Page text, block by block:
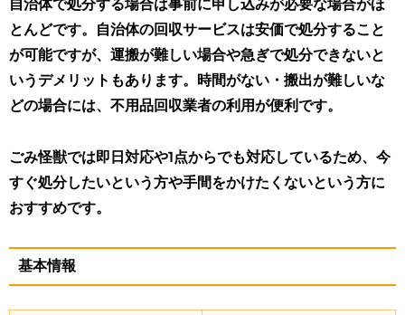
自治体で処分する場合は事前に申し込みが必要な場合がほ
とんどです。自治体の回収サービスは安価で処分すること
が可能ですが、運搬が難しい場合や急ぎで処分できないと
いうデメリットもあります。時間がない・搬出が難しいな
どの場合には、不用品回収業者の利用が便利です。
ごみ怪獣では即日対応や1点からでも対応しているため、今
すぐ処分したいという方や手間をかけたくないという方に
おすすめです。
基本情報